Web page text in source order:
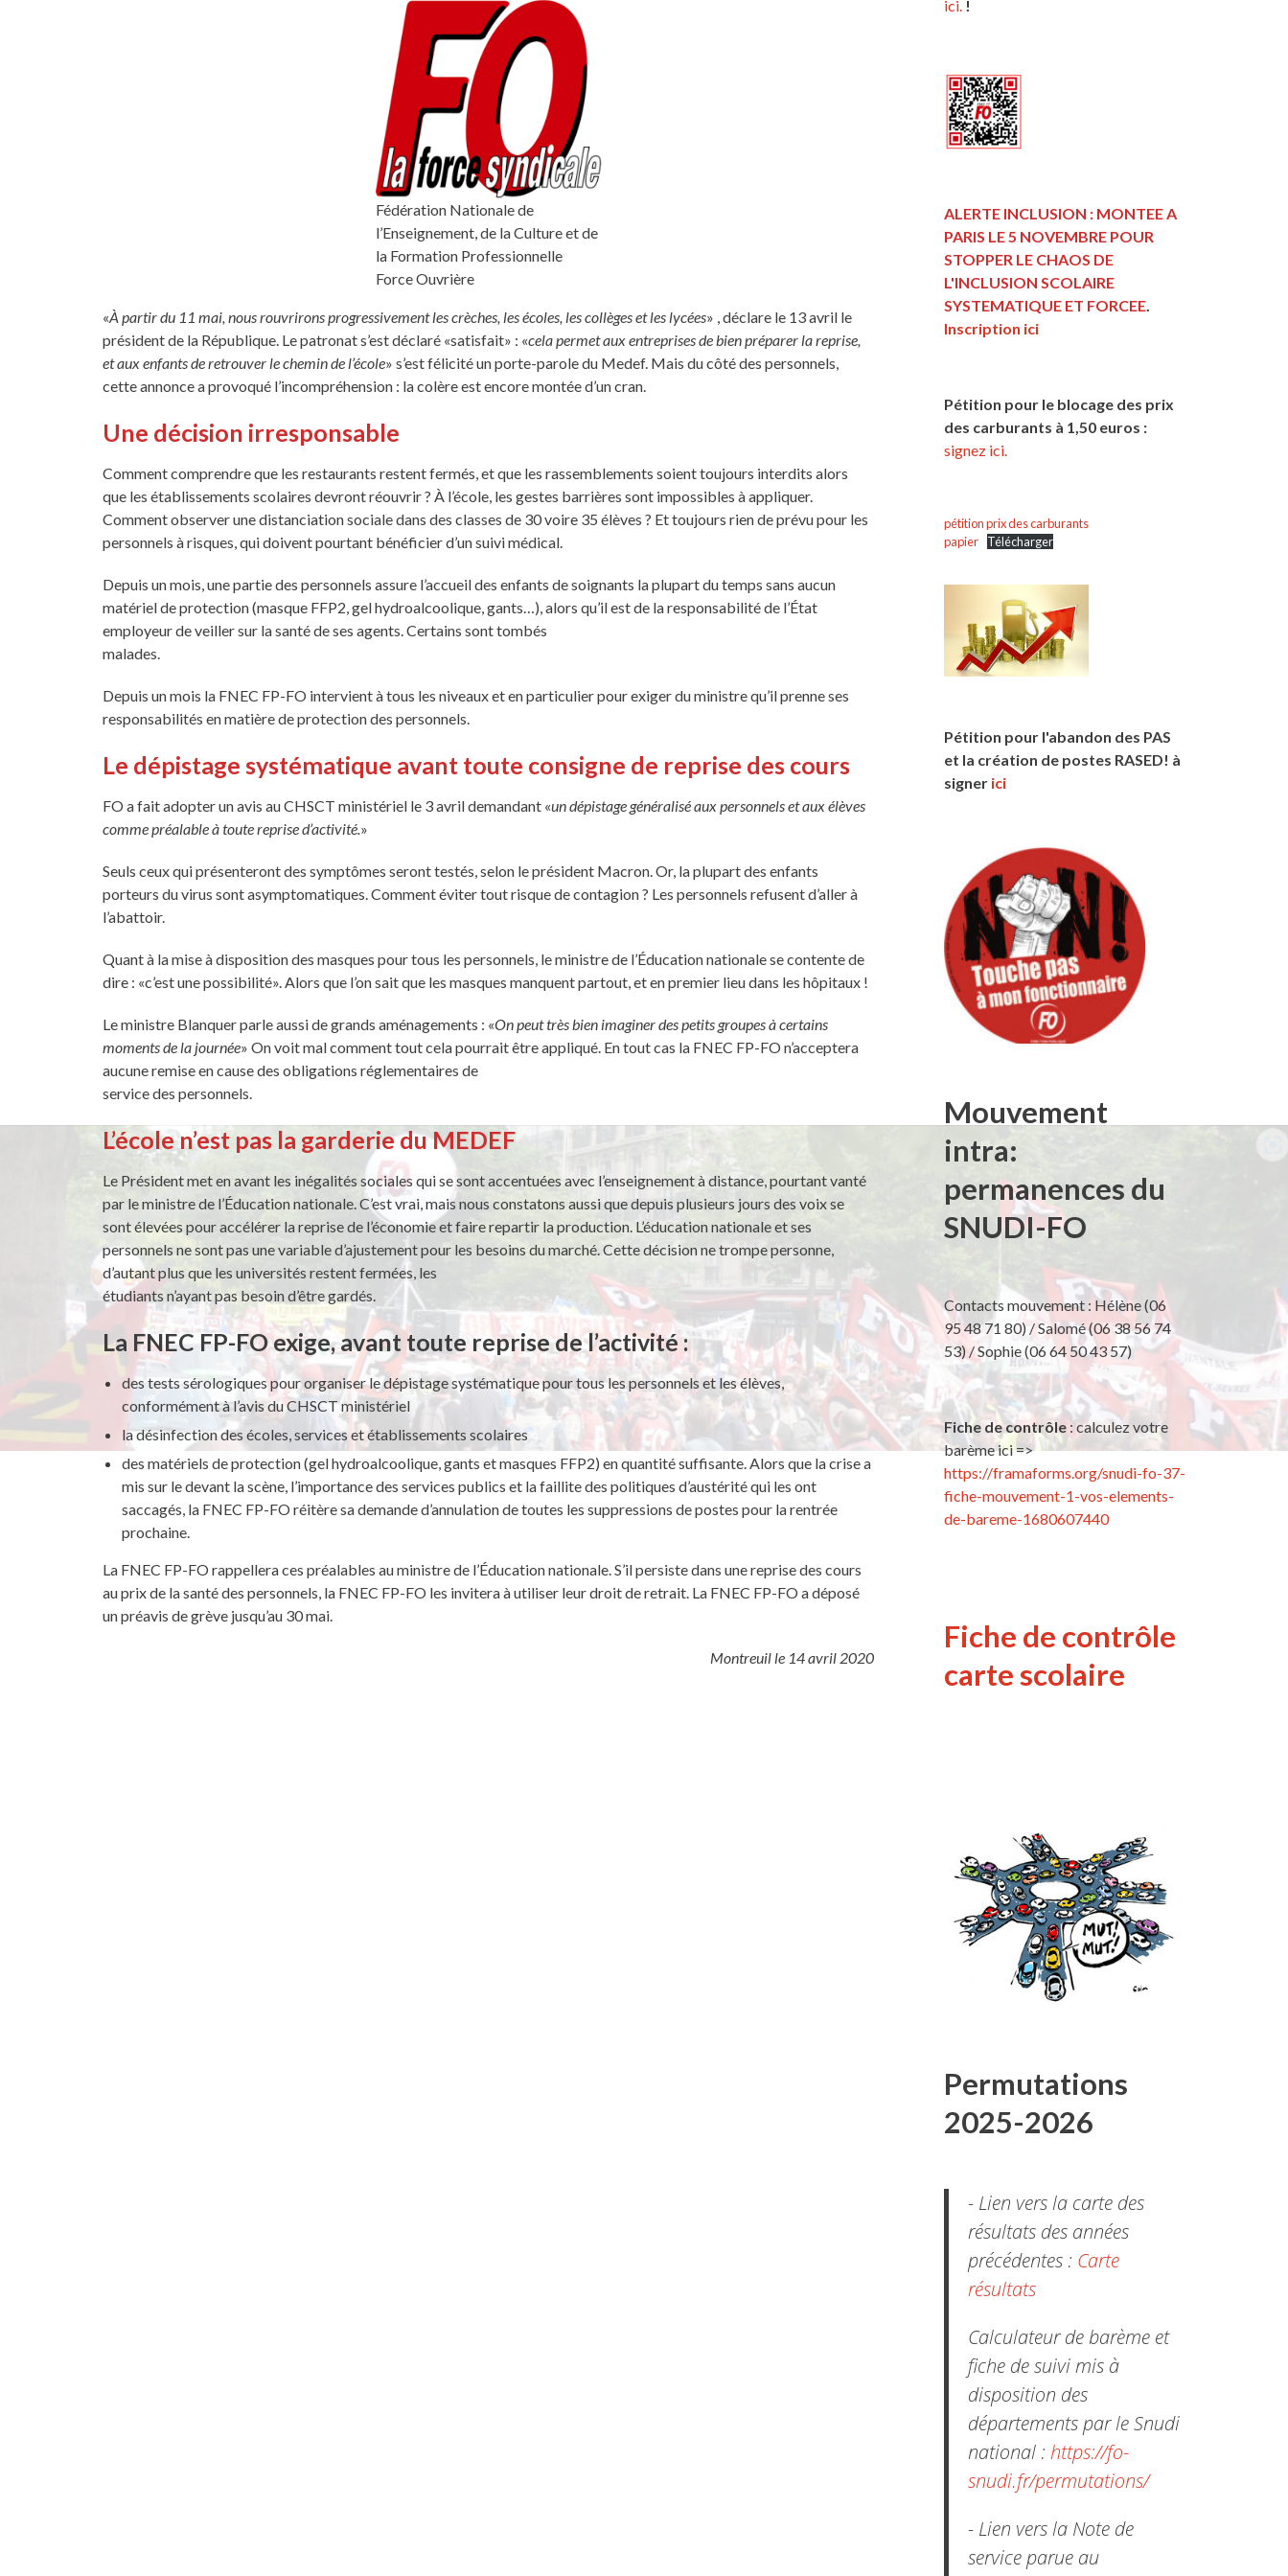
Fédération Nationale de
l’Enseignement, de la Culture et de
la Formation Professionnelle
Force Ouvrière
«À partir du 11 mai, nous rouvrirons progressivement les crèches, les écoles, les collèges et les lycées» , déclare le 13 avril le
président de la République. Le patronat s’est déclaré «satisfait» : «cela permet aux entreprises de bien préparer la reprise,
et aux enfants de retrouver le chemin de l’école» s’est félicité un porte-parole du Medef. Mais du côté des personnels,
cette annonce a provoqué l’incompréhension : la colère est encore montée d’un cran.
Une décision irresponsable
Comment comprendre que les restaurants restent fermés, et que les rassemblements soient toujours interdits alors
que les établissements scolaires devront réouvrir ? À l’école, les gestes barrières sont impossibles à appliquer.
Comment observer une distanciation sociale dans des classes de 30 voire 35 élèves ? Et toujours rien de prévu pour les
personnels à risques, qui doivent pourtant bénéficier d’un suivi médical.
Depuis un mois, une partie des personnels assure l’accueil des enfants de soignants la plupart du temps sans aucun
matériel de protection (masque FFP2, gel hydroalcoolique, gants…), alors qu’il est de la responsabilité de l’État
employeur de veiller sur la santé de ses agents. Certains sont tombés
malades.
Depuis un mois la FNEC FP-FO intervient à tous les niveaux et en particulier pour exiger du ministre qu’il prenne ses
responsabilités en matière de protection des personnels.
Le dépistage systématique avant toute consigne de reprise des cours
FO a fait adopter un avis au CHSCT ministériel le 3 avril demandant «un dépistage généralisé aux personnels et aux élèves
comme préalable à toute reprise d’activité. »
Seuls ceux qui présenteront des symptômes seront testés, selon le président Macron. Or, la plupart des enfants
porteurs du virus sont asymptomatiques. Comment éviter tout risque de contagion ? Les personnels refusent d’aller à
l’abattoir.
Quant à la mise à disposition des masques pour tous les personnels, le ministre de l’Éducation nationale se contente de
dire : «c’est une possibilité». Alors que l’on sait que les masques manquent partout, et en premier lieu dans les hôpitaux !
Le ministre Blanquer parle aussi de grands aménagements : «On peut très bien imaginer des petits groupes à certains
moments de la journée» On voit mal comment tout cela pourrait être appliqué. En tout cas la FNEC FP-FO n’acceptera
aucune remise en cause des obligations réglementaires de
service des personnels.
L’école n’est pas la garderie du MEDEF
Le Président met en avant les inégalités sociales qui se sont accentuées avec l’enseignement à distance, pourtant vanté
par le ministre de l’Éducation nationale. C’est vrai, mais nous constatons aussi que depuis plusieurs jours des voix se
sont élevées pour accélérer la reprise de l’économie et faire repartir la production. L’éducation nationale et ses
personnels ne sont pas une variable d’ajustement pour les besoins du marché. Cette décision ne trompe personne,
d’autant plus que les universités restent fermées, les
étudiants n’ayant pas besoin d’être gardés.
La FNEC FP-FO exige, avant toute reprise de l’activité :
des tests sérologiques pour organiser le dépistage systématique pour tous les personnels et les élèves,
conformément à l’avis du CHSCT ministériel
la désinfection des écoles, services et établissements scolaires
des matériels de protection (gel hydroalcoolique, gants et masques FFP2) en quantité suffisante. Alors que la crise a
mis sur le devant la scène, l’importance des services publics et la faillite des politiques d’austérité qui les ont
saccagés, la FNEC FP-FO réitère sa demande d’annulation de toutes les suppressions de postes pour la rentrée
prochaine.
La FNEC FP-FO rappellera ces préalables au ministre de l’Éducation nationale. S’il persiste dans une reprise des cours
au prix de la santé des personnels, la FNEC FP-FO les invitera à utiliser leur droit de retrait. La FNEC FP-FO a déposé
un préavis de grève jusqu’au 30 mai.
Montreuil le 14 avril 2020
ici. !
ALERTE INCLUSION : MONTEE A
PARIS LE 5 NOVEMBRE POUR
STOPPER LE CHAOS DE
L'INCLUSION SCOLAIRE
SYSTEMATIQUE ET FORCEE.
Inscription ici
Pétition pour le blocage des prix
des carburants à 1,50 euros :
signez ici.
pétition prix des carburants
papier
Télécharger
Pétition pour l'abandon des PAS
et la création de postes RASED! à
signer ici
Mouvement
intra:
permanences du
SNUDI-FO
Contacts mouvement : Hélène (06
95 48 71 80) / Salomé (06 38 56 74
53) / Sophie (06 64 50 43 57)
Fiche de contrôle: calculez votre
barème ici =>
https://framaforms.org/snudi-fo-37-
fiche-mouvement-1-vos-elements-
de-bareme-1680607440
Fiche de contrôle
carte scolaire
Permutations
2025-2026
- Lien vers la carte des
résultats des années
précédentes : Carte
résultats
Calculateur de barème et
fiche de suivi mis à
disposition des
départements par le Snudi
national : https://fo-
snudi.fr/permutations/
- Lien vers la Note de
service parue au